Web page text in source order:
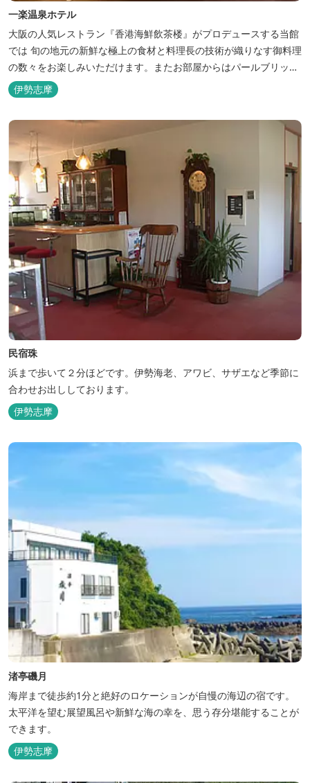
一楽温泉ホテル
大阪の人気レストラン『香港海鮮飲茶楼』がプロデュースする当館
では 旬の地元の新鮮な極上の食材と料理長の技術が織りなす御料理
の数々をお楽しみいただけます。またお部屋からはパールブリッジ
や真珠筏など、美しい景色が一望できます。「美肌の湯」として有
名な榊原温泉の運び湯を使用した大浴場も完備。
伊勢志摩
民宿珠
浜まで歩いて２分ほどです。伊勢海老、アワビ、サザエなど季節に
合わせお出ししております。
伊勢志摩
渚亭磯月
海岸まで徒歩約1分と絶好のロケーションが自慢の海辺の宿です。
太平洋を望む展望風呂や新鮮な海の幸を、思う存分堪能することが
できます。
伊勢志摩